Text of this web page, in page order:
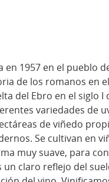
1957 en el pueblo
de los romanos en
del Ebro en el siglo
variedades de
de viñedo
Se cultivan en
muy suave, para
un claro reflejo del